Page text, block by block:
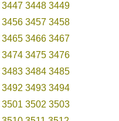
3447 3448 3449
3456 3457 3458
3465 3466 3467
3474 3475 3476
3483 3484 3485
3492 3493 3494
3501 3502 3503